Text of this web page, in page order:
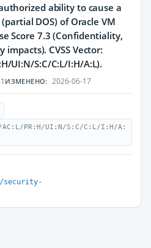
ability to cause a
DOS) of Oracle VM
Score 7.3 (Confidentiality,
CVSS Vector:
UI:N/S:C/C:L/I:H/A:L).
ИЗМЕНЕНО: 2026-06-17
AC:L/PR:H/UI:N/S:C/C:L/I:H/A:
security-